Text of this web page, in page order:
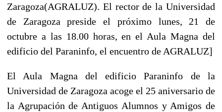
Zaragoza(AGRALUZ). El rector de la Universidad
de Zaragoza preside el próximo lunes, 21 de
octubre a las 18.00 horas, en el Aula Magna del
edificio del Paraninfo, el encuentro de AGRALUZ]
El Aula Magna del edificio Paraninfo de la
Universidad de Zaragoza acoge el 25 aniversario de
la Agrupación de Antiguos Alumnos y Amigos de